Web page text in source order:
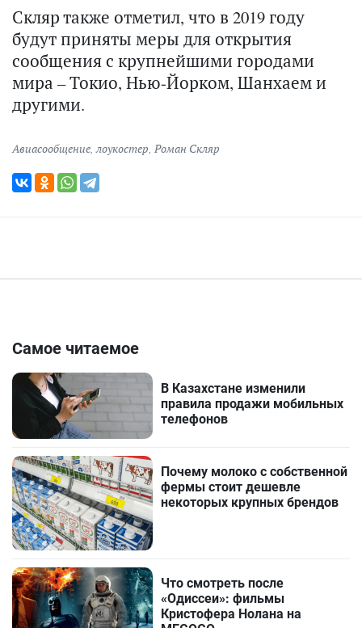
Скляр также отметил, что в 2019 году
будут приняты меры для открытия
сообщения с крупнейшими городами
мира – Токио, Нью-Йорком, Шанхаем и
другими.
Авиасообщение ,лоукостер Роман Скляр
Самое читаемое
В Казахстане изменили
правила продажи мобильных
телефонов
Почему молоко с собственной
фермы стоит дешевле
некоторых крупных брендов
Что смотреть после
«Одиссеи»: фильмы
Кристофера Нолана на